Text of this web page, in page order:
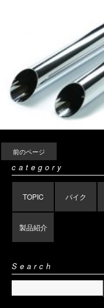
前のページ
category
TOPIC バイク
製品紹介
Search